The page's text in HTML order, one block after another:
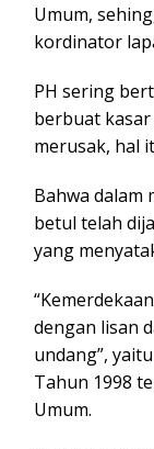
Umum,
kordinator
PH sering
berbuat
merusak, hal
Bahwa dalam
betul telah
yang
dengan lisan
undang”,
Tahun 1998
Umum.